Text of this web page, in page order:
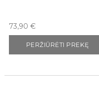
Kaina
73,90 €
PERŽIŪRĖTI PREKĘ